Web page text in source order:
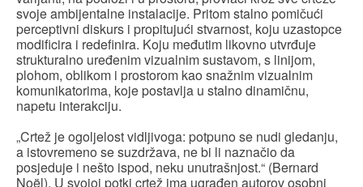
svoje ambijentalne instalacije. Pritom stalno pomičući
perceptivni diskurs i propitujući stvarnost, koju uzastopce
modificira i redefinira. Koju međutim likovno utvrđuje
strukturalno uređenim vizualnim sustavom, s linijom,
plohom, oblikom i prostorom kao snažnim vizualnim
komunikatorima, koje postavlja u stalno dinamičnu,
napetu interakciju.
„Crtež je ogoljelost vidljivoga: potpuno se nudi gledanju,
a istovremeno se suzdržava, ne bi li naznačio da
posjeduje i nešto ispod, neku unutrašnjost.“ (Bernard
Noël). U svojoj potki crtež ima ugrađen autorov osobni